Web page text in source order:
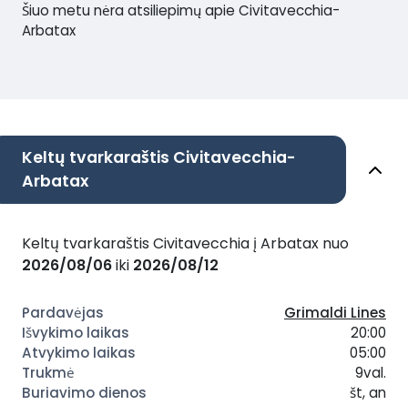
Šiuo metu nėra atsiliepimų apie Civitavecchia-
Arbatax
Keltų tvarkaraštis Civitavecchia-
Arbatax
Keltų tvarkaraštis Civitavecchia į Arbatax nuo
2026/08/06iki 2026/08/12
Grimaldi Lines
20:00
05:00
9val.
št, an